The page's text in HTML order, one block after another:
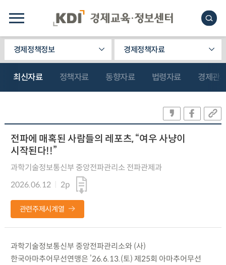
경제정책정보 경제정책자료
최신자료 정책자료 동향자료 법령자료 경제관
전파에 매혹된 사람들의 레포츠, “여우 사냥이
시작된다!!”
과학기술정보통신부 중앙전파관리소 전파관제과
2026.06.12
2p
관련주제시계열
과학기술정보통신부 중앙전파관리소와 (사)
한국아마추어무선연맹은 ’26.6.13.(토) 제25회 아마추어무선